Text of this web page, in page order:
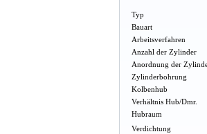
Typ
Bauart
Arbeitsverfahren
Anzahl der Zylinder
Anordnung der
Zylinderbohrung
Kolbenhub
Verhältnis Hub/Dmr.
Hubraum
Verdichtung